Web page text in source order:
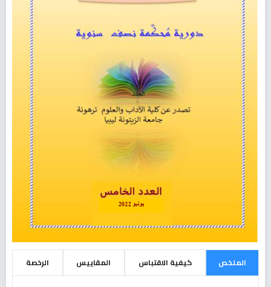
الملخص كيفية الاقتباس المقاييس الرخصة